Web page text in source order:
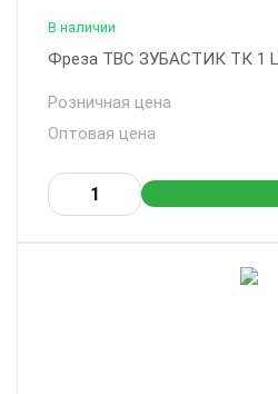
В наличии
Фреза ТВС ЗУБАСТИК ТК 1
Розничная цена
Оптовая цена